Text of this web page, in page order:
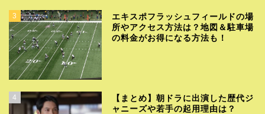
3
エキスポフラッシュフィールドの場
所やアクセス方法は？地図＆駐車場
の料金がお得になる方法も！
4
【まとめ】朝ドラに出演した歴代ジ
ャニーズや若手の起用理由は？